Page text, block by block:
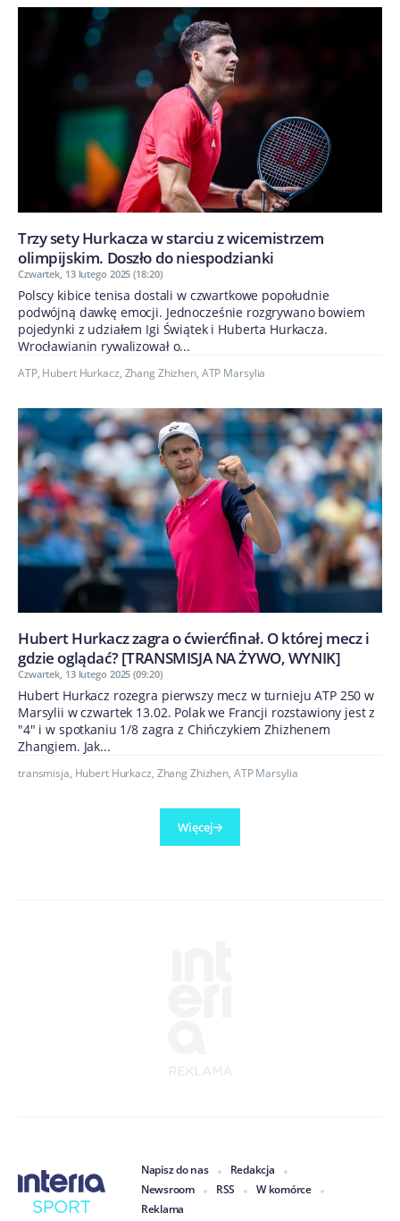
Trzy sety Hurkacza w starciu z wicemistrzem
olimpijskim. Doszło do niespodzianki
Czwartek, 13 lutego 2025 (18:20)
Polscy kibice tenisa dostali w czwartkowe popołudnie
podwójną dawkę emocji. Jednocześnie rozgrywano bowiem
pojedynki z udziałem Igi Świątek i Huberta Hurkacza.
Wrocławianin rywalizował o...
ATP, Hubert Hurkacz, Zhang Zhizhen, ATP Marsylia
Hubert Hurkacz zagra o ćwierćfinał. O której mecz i
gdzie oglądać? [TRANSMISJA NA ŻYWO, WYNIK]
Czwartek, 13 lutego 2025 (09:20)
Hubert Hurkacz rozegra pierwszy mecz w turnieju ATP 250 w
Marsylii w czwartek 13.02. Polak we Francji rozstawiony jest z
"4" i w spotkaniu 1/8 zagra z Chińczykiem Zhizhenem
Zhangiem. Jak...
transmisja, Hubert Hurkacz, Zhang Zhizhen, ATP Marsylia
Więcej
Napisz do nas
Redakcja
Newsroom
RSS
W komórce
Reklama